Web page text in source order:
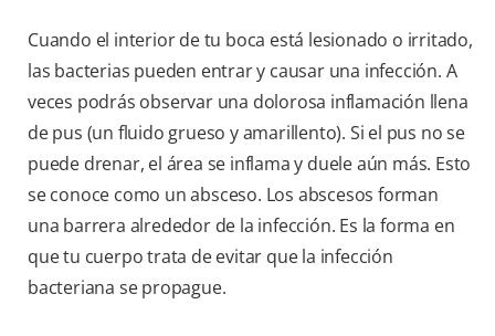
Cuando el interior de tu boca está lesionado o irritado,
las bacterias pueden entrar y causar una infección. A
veces podrás observar una dolorosa inflamación llena
de pus (un fluido grueso y amarillento). Si el pus no se
puede drenar, el área se inflama y duele aún más. Esto
se conoce como un absceso. Los abscesos forman
una barrera alrededor de la infección. Es la forma en
que tu cuerpo trata de evitar que la infección
bacteriana se propague.